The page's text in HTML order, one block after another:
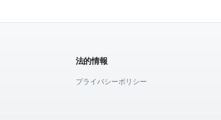
法的情報
プライバシーポリシー